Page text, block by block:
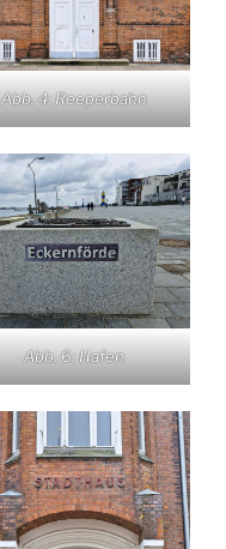
Abb. 4: Reeperbahn
Abb. 6: Hafen